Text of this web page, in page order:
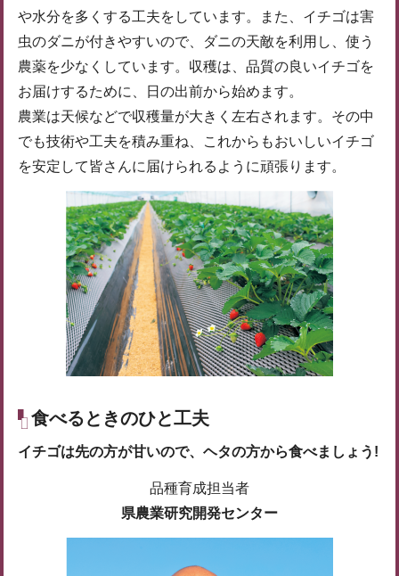
や水分を多くする工夫をしています。また、イチゴは害
虫のダニが付きやすいので、ダニの天敵を利用し、使う
農薬を少なくしています。収穫は、品質の良いイチゴを
お届けするために、日の出前から始めます。
農業は天候などで収穫量が大きく左右されます。その中
でも技術や工夫を積み重ね、これからもおいしいイチゴ
を安定して皆さんに届けられるように頑張ります。
食べるときのひと工夫
イチゴは先の方が甘いので、ヘタの方から食べましょう!
品種育成担当者
県農業研究開発センター